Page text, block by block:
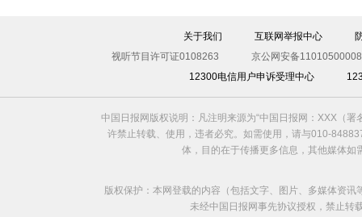
关于我们 互联网举报中心
视听节目许可证0108263
京公网安备
12300电信用户申诉受理中心
中国日报网版权说明：凡注明来源为“中国日报网：XXX（
许禁止转载、使用，违者必究。如需使用，请与010-
体，目的在于传播更多信息，其他媒体
版权保护：本网登载的内容（包括文字、图片、多媒体资
未经中国日报网事先协议授权，禁止转